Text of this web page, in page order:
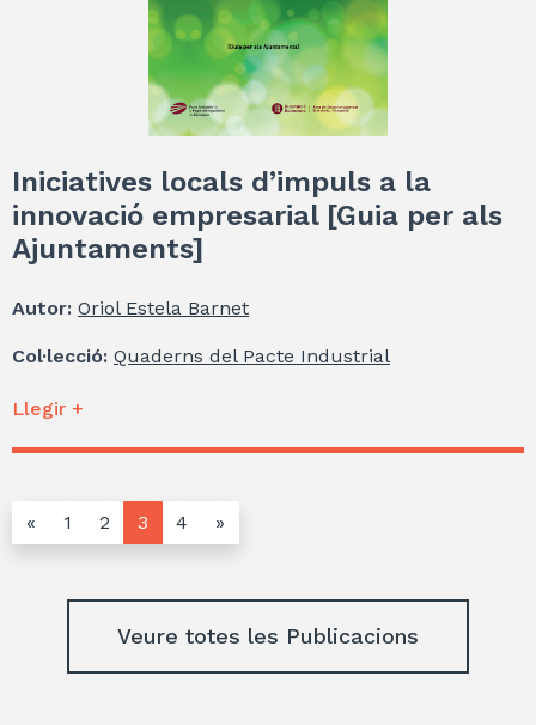
Iniciatives locals d’impuls a la
innovació empresarial [Guia per als
Ajuntaments]
Autor: Oriol Estela Barnet
Col·lecció: Quaderns del Pacte Industrial
Llegir +
« 1 2 3 4 »
Veure totes les Publicacions